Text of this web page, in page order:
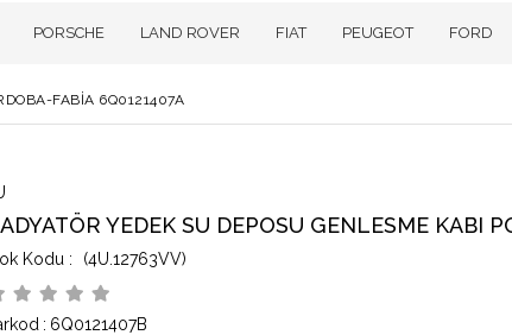
PORSCHE LAND ROVER FIAT PEUGEOT FORD
FABİA 6Q0121407A
YEDEK SU DEPOSU GENLESME KABI
(4U.12763VV)
: 6Q0121407B